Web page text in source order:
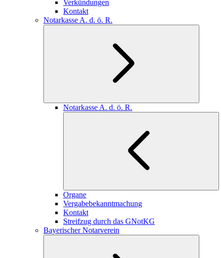
Verkündungen
Kontakt
Notarkasse A. d. ö. R.
Notarkasse A. d. ö. R.
Organe
Vergabebekanntmachung
Kontakt
Streifzug durch das GNotKG
Bayerischer Notarverein